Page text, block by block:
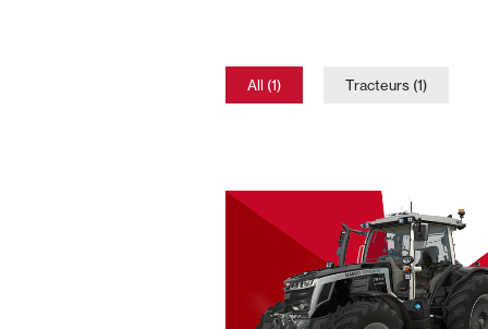
All (1) Tracteurs (1)